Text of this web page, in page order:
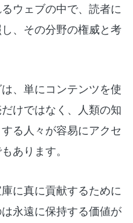
ウェブの中で、読者に
、その分野の権威と考
、単にコンテンツを使
けではなく、人類の知
る人々が容易にアクセ
あります。
に真に貢献するために
永遠に保持する価値が